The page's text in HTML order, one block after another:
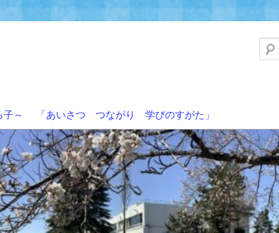
「あいさつ つながり 学びのすがた」